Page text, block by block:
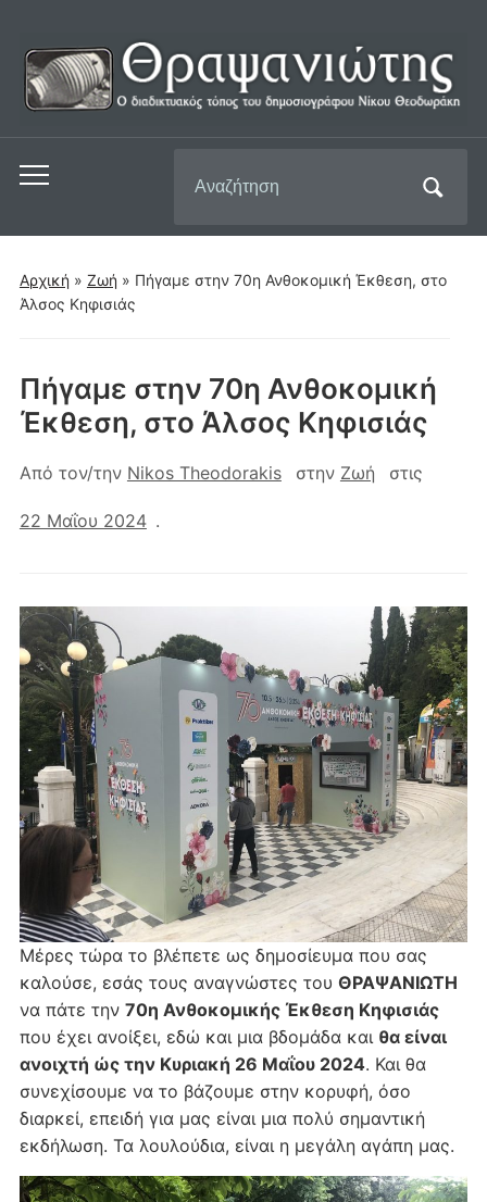
Εναλλαγή
μενού
για
κινητά
για:
Αρχική » Ζωή » Πήγαμε στην 70η Ανθοκομική Έκθεση, στο
Άλσος Κηφισιάς
Πήγαμε στην 70η Ανθοκομική
Έκθεση, στο Άλσος Κηφισιάς
Από τον/την Nikos Theodorakis στην Ζωή στις
22 Μαΐου 2024 .
Μέρες τώρα το βλέπετε ως δημοσίευμα που σας
καλούσε, εσάς τους αναγνώστες του ΘΡΑΨΑΝΙΩΤΗ
να πάτε την 70η Ανθοκομικής Έκθεση Κηφισιάς
που έχει ανοίξει, εδώ και μια βδομάδα και θα είναι
ανοιχτή ώς την Κυριακή 26 Μαΐου 2024. Και θα
συνεχίσουμε να το βάζουμε στην κορυφή, όσο
διαρκεί, επειδή για μας είναι μια πολύ σημαντική
εκδήλωση. Τα λουλούδια, είναι η μεγάλη αγάπη μας.